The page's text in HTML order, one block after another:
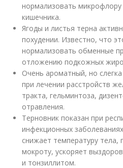
нормализовать микрофлору
кишечника.
Ягоды и листья терна
похудении. Известно, что
нормализовать обменные
отложению подкожных
Очень ароматный, но
при лечении расстройств
тракта, гельминтоза,
отравления.
Терновник показан при
инфекционных
снижает температуру тела,
мокроту, ускоряет
и тонзиллитом.